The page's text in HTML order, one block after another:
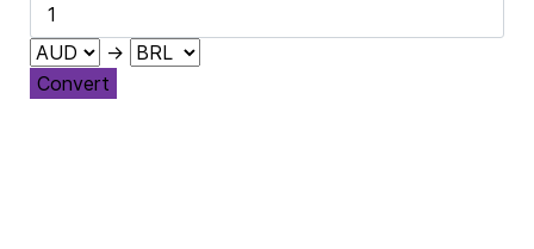
→
Convert